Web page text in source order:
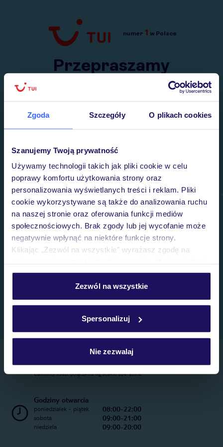
Zgoda Szczegóły O plikach cookies
Szanujemy Twoją prywatność
Używamy technologii takich jak pliki cookie w celu
poprawy komfortu użytkowania strony oraz
personalizowania wyświetlanych treści i reklam. Pliki
cookie wykorzystywane są także do analizowania ruchu
na naszej stronie oraz oferowania funkcji mediów
społecznościowych. Brak zgody lub jej wycofanie może
negatywnie wpłynąć na niektóre funkcje strony.
Klikając „Zezwól na wszystkie” wyrażasz zgodę na
personalizować swój wybór wchodząc w zakładkę
Szczegółowe informacje o plikach cookie znajdziesz
Zezwól na wszystkie
Spersonalizuj
Nie zezwalaj
Przejdź do TUI.pl
numer 1 w Polsce
Przepraszamy
Wysłaliśmy nasz serwis na krótkie wakacje.
Telefoniczne Centrum Rezerwacji
22 270 31 20
Całkowity koszt połączenia wg stawki operatora
Godziny otwarcia
poniedziałek - piątek 08:00-22:00
sobota 09:00-21:00
niedziela 09:00-20:00